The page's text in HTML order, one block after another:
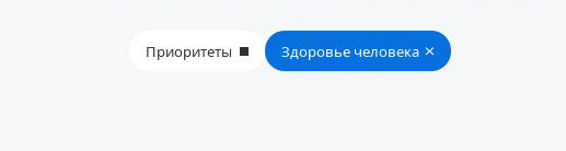
Приоритеты Здоровье человека